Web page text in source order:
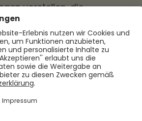
vorstellen, die
der Verbesserung ihres
unterstützen können.
detaillierten
ist ein